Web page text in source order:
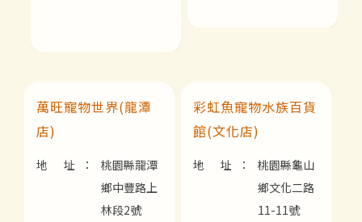
萬旺寵物世界(龍潭
店)
地 址：
桃園縣龍潭
鄉中豐路上
林段2號
彩虹魚寵物水族百貨
館(文化店)
地 址：
桃園縣龜山
鄉文化二路
11-11號